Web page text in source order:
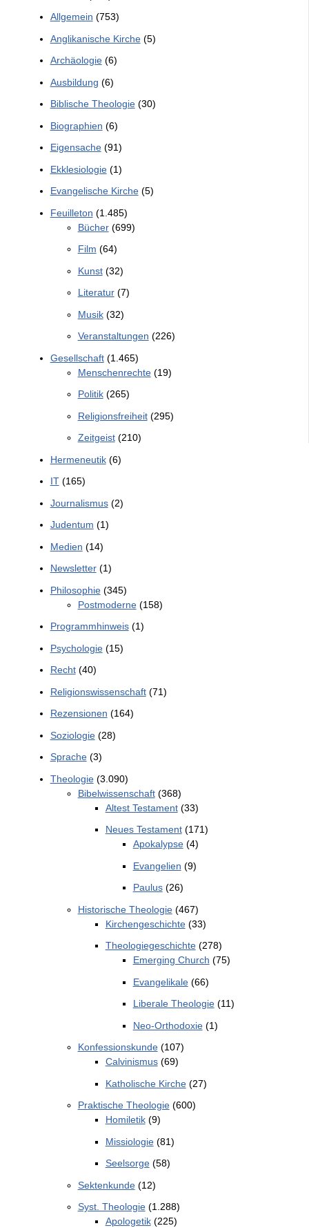
Allgemein (753)
Anglikanische Kirche(5)
Archäologie(6)
Ausbildung (6)
Biblische Theologie(30)
Biographien (6)
Eigensache(91)
Ekklesiologie(1)
Evangelische Kirche(5)
Feuilleton (1.485)
Bücher(699)
Film (64)
Kunst(32)
Literatur(7)
Musik(32)
Veranstaltungen (226)
Gesellschaft(1.465)
Menschenrechte(19)
Politik(265)
Religionsfreiheit(295)
Zeitgeist(210)
Hermeneutik(6)
IT(165)
Journalismus(2)
Judentum (1)
Medien (14)
Newsletter(1)
Philosophie(345)
Postmoderne(158)
Programmhinweis(1)
Psychologie(15)
Recht(40)
Religionswissenschaft(71)
Rezensionen (164)
Soziologie(28)
Sprache(3)
Theologie(3.090)
Bibelwissenschaft(368)
Altest Testament(33)
Neues Testament(171)
Apokalypse(4)
Evangelien (9)
Paulus(26)
Historische Theologie(467)
Kirchengeschichte(33)
Theologiegeschichte(278)
Emerging Church (75)
Evangelikale(66)
Liberale Theologie(11)
Neo-Orthodoxie(1)
Konfessionskunde(107)
Calvinismus(69)
Katholische Kirche(27)
Praktische Theologie(600)
Homiletik(9)
Missiologie(81)
Seelsorge(58)
Sektenkunde(12)
Syst. Theologie(1.288)
Apologetik(225)